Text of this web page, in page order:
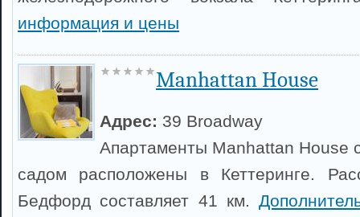
информация и цены
Manhattan House
Адрес: 39 Broadway
Апартаменты Manhattan House
садом расположены в Кеттеринге.
Бедфорд составляет 41 км.